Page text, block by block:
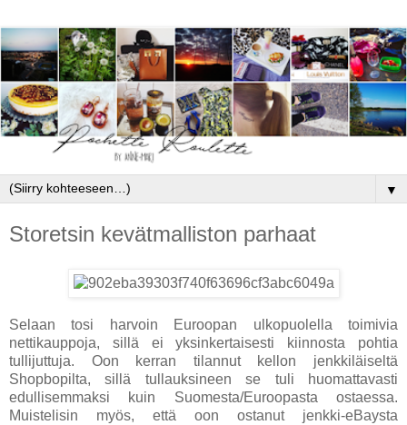
▼
Storetsin kevätmalliston parhaat
Selaan tosi harvoin Euroopan ulkopuolella toimivia
nettikauppoja, sillä ei yksinkertaisesti kiinnosta pohtia
tullijuttuja. Oon kerran tilannut kellon jenkkiläiseltä
Shopbopilta, sillä tullauksineen se tuli huomattavasti
edullisemmaksi kuin Suomesta/Euroopasta ostaessa.
Muistelisin myös, että oon ostanut jenkki-eBaysta